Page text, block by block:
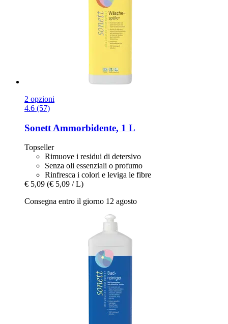
2 opzioni
4.6 (57)
Sonett Ammorbidente, 1 L
Topseller
Rimuove i residui di detersivo
Senza oli essenziali o profumo
Rinfresca i colori e leviga le fibre
€ 5,09 (€ 5,09 / L)
Consegna entro il giorno 12 agosto